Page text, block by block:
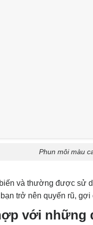
Phun môi màu
và thường được sử
trở nên quyến rũ,
với những